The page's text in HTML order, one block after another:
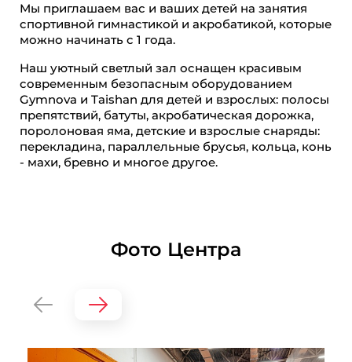
Мы приглашаем вас и ваших детей на занятия
спортивной гимнастикой и акробатикой, которые
можно начинать с 1 года.
Наш уютный светлый зал оснащен красивым
современным безопасным оборудованием
Gymnova и Taishan для детей и взрослых: полосы
препятствий, батуты, акробатическая дорожка,
поролоновая яма, детские и взрослые снаряды:
перекладина, параллельные брусья, кольца, конь
- махи, бревно и многое другое.
Фото Центра